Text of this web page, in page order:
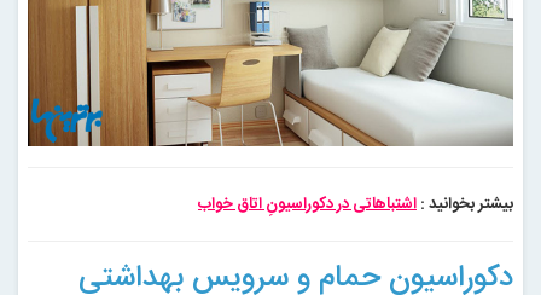
بیشتر بخوانید :اشتباهاتی در دکوراسیونِ اتاق خواب
دکوراسیون حمام و سرویس بهداشتی